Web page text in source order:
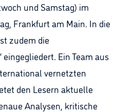
und Samstag) im
Frankfurt am Main. In die
zudem die
Ein Team aus
vernetzten
den Lesern aktuelle
Analysen, kritische